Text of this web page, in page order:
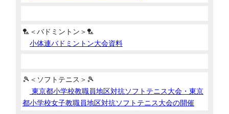
🏸＜バドミントン＞🏸
小体連バドミントン大会資料
🎾＜ソフトテニス＞🎾
東京都小学校教職員地区対抗ソフトテニス大会・東京
都小学校女子教職員地区対抗ソフトテニス大会の開催